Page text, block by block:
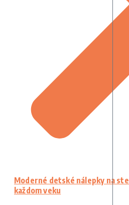
Moderné detské nálepky na
každom veku